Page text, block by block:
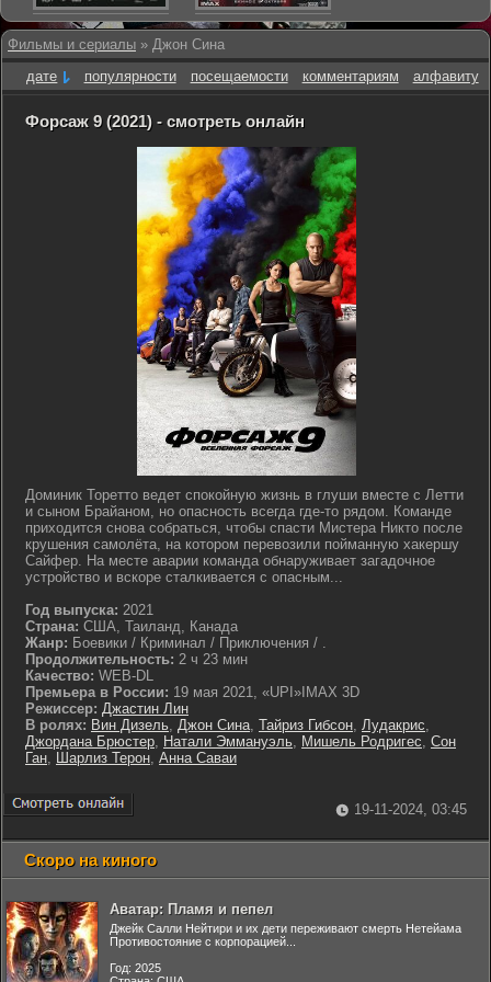
Фильмы и сериалы » Джон Сина
дате
популярности посещаемости комментариям алфавиту
Форсаж 9 (2021) - смотреть онлайн
Доминик Торетто ведет спокойную жизнь в глуши вместе с Летти
и сыном Брайаном, но опасность всегда где-то рядом. Команде
приходится снова собраться, чтобы спасти Мистера Никто после
крушения самолёта, на котором перевозили пойманную хакершу
Сайфер. На месте аварии команда обнаруживает загадочное
устройство и вскоре сталкивается с опасным...
Год выпуска: 2021
Страна: США, Таиланд, Канада
Жанр: Боевики / Криминал / Приключения / .
Продолжительность: 2 ч 23 мин
Качество: WEB-DL
Премьера в России: 19 мая 2021, «UPI»IMAX 3D
Режиссер: Джастин Лин
В ролях: Вин Дизель, Джон Сина, Тайриз Гибсон, Лудакрис,
Джордана Брюстер, Натали Эммануэль, Мишель Родригес, Сон
Ган, Шарлиз Терон, Анна Саваи
19-11-2024, 03:45
Скоро на киного
Аватар: Пламя и пепел
Джейк Салли Нейтири и их дети переживают смерть Нетейама
Противостояние с корпорацией...
Год: 2025